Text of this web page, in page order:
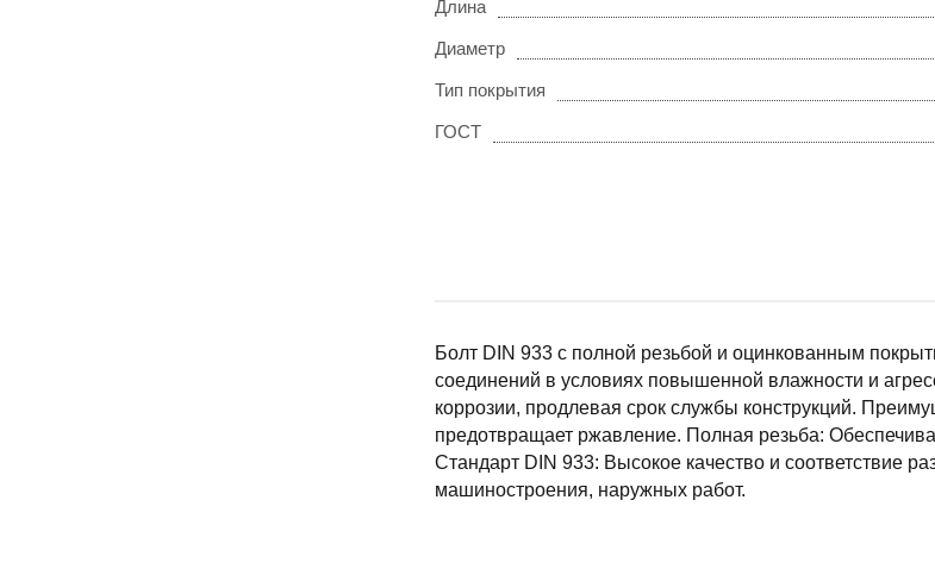
Длина
Диаметр
Тип покрытия
ГОСТ
Болт DIN 933 с полной резьбой и оцинкованным
соединений в условиях повышенной влажности и
коррозии, продлевая срок службы конструкций.
предотвращает ржавление. Полная резьба:
Стандарт DIN 933: Высокое качество и соответствие
машиностроения, наружных работ.